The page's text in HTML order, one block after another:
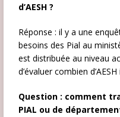
d’AESH ?
Réponse : il y a une
besoins des Pial au
est distribuée au niveau
d’évaluer combien
Question : comment
PIAL ou de